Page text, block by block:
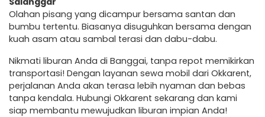
Olahan pisang yang dicampur bersama santan dan
bumbu tertentu. Biasanya disuguhkan bersama dengan
kuah asam atau sambal terasi dan dabu-dabu.
Nikmati liburan Anda di Banggai, tanpa repot memikirkan
transportasi! Dengan layanan sewa mobil dari Okkarent,
perjalanan Anda akan terasa lebih nyaman dan bebas
tanpa kendala. Hubungi Okkarent sekarang dan kami
siap membantu mewujudkan liburan impian Anda!